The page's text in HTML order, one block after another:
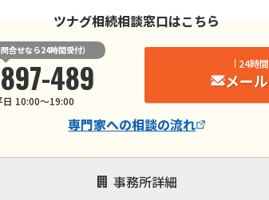
ツナグ相続相談窓口はこちら
合せなら24時間受付）
489
日 10:00～19:00
24時
メー
専門家への相談の流れ
事務所詳細